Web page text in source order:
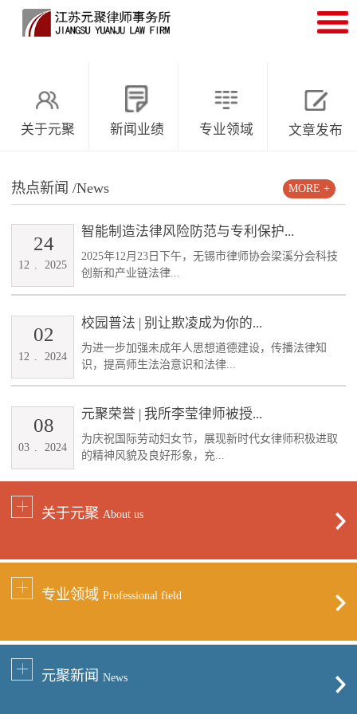
关于元聚 新闻业绩 专业领域 文章发布
热点新闻 /News
智能制造法律风险防范与专利保护...
2025年12月23日下午，无锡市律师协会梁溪分会科技
创新和产业链法律...
12 . 2025
24
校园普法 | 别让欺凌成为你的...
为进一步加强未成年人思想道德建设，传播法律知
识，提高师生法治意识和法律...
12 2024
02
元聚荣誉 | 我所李莹律师被授...
为庆祝国际劳动妇女节，展现新时代女律师积极进取
的精神风貌及良好形象，充...
03 2024
08
MORE +
关于元聚 About us
专业领域 Professional field
元聚新闻 News